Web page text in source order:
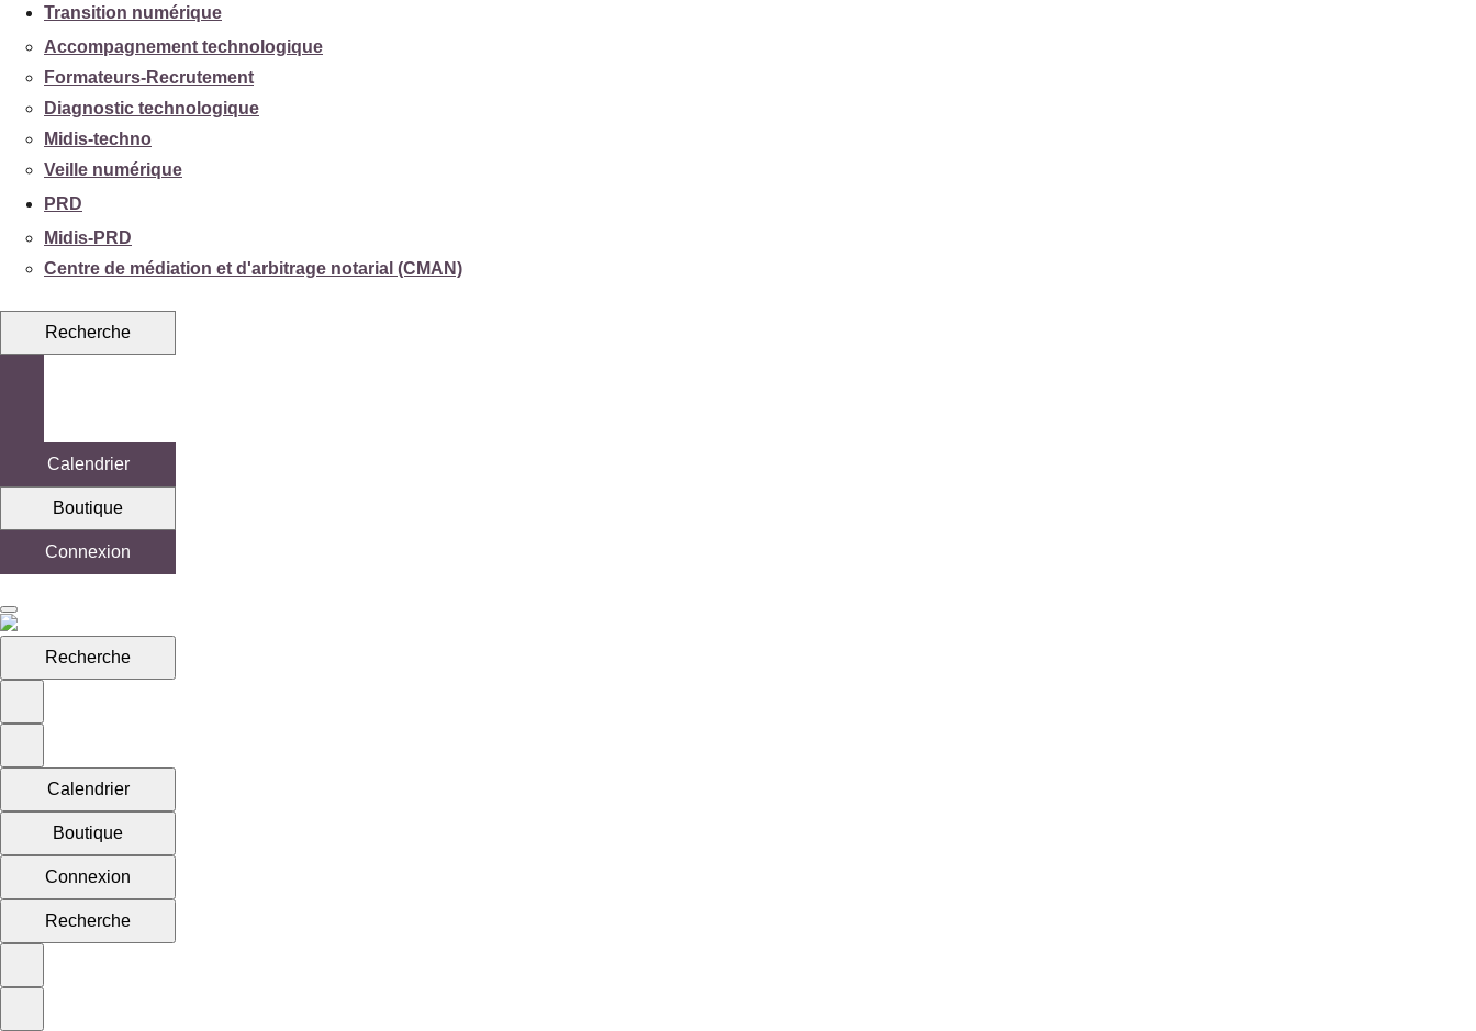
Transition numérique
Accompagnement technologique
Formateurs-Recrutement
Diagnostic technologique
Midis-techno
Veille numérique
PRD
Midis-PRD
Centre de médiation et d'arbitrage notarial (CMAN)
Recherche
Calendrier
Boutique
Connexion
Recherche
Calendrier
Boutique
Connexion
Recherche